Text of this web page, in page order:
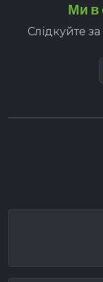
Ми в
Слідкуйте